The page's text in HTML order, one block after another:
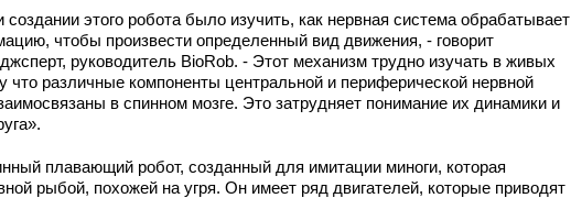
этого робота было изучить, как нервная система обрабатывает
чтобы произвести определенный вид движения, - говорит
руководитель BioRob. - Этот механизм трудно изучать в живых
что различные компоненты центральной и периферической нервной
в спинном мозге. Это затрудняет понимание их динамики и
плавающий робот, созданный для имитации миноги, которая
рыбой, похожей на угря. Он имеет ряд двигателей, которые приводят